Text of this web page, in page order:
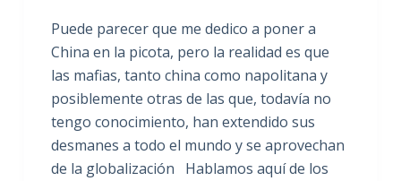
Puede parecer que me dedico a poner a
China en la picota, pero la realidad es que
las mafias, tanto china como napolitana y
posiblemente otras de las que, todavía no
tengo conocimiento, han extendido sus
desmanes a todo el mundo y se aprovechan
de la globalización Hablamos aquí de los